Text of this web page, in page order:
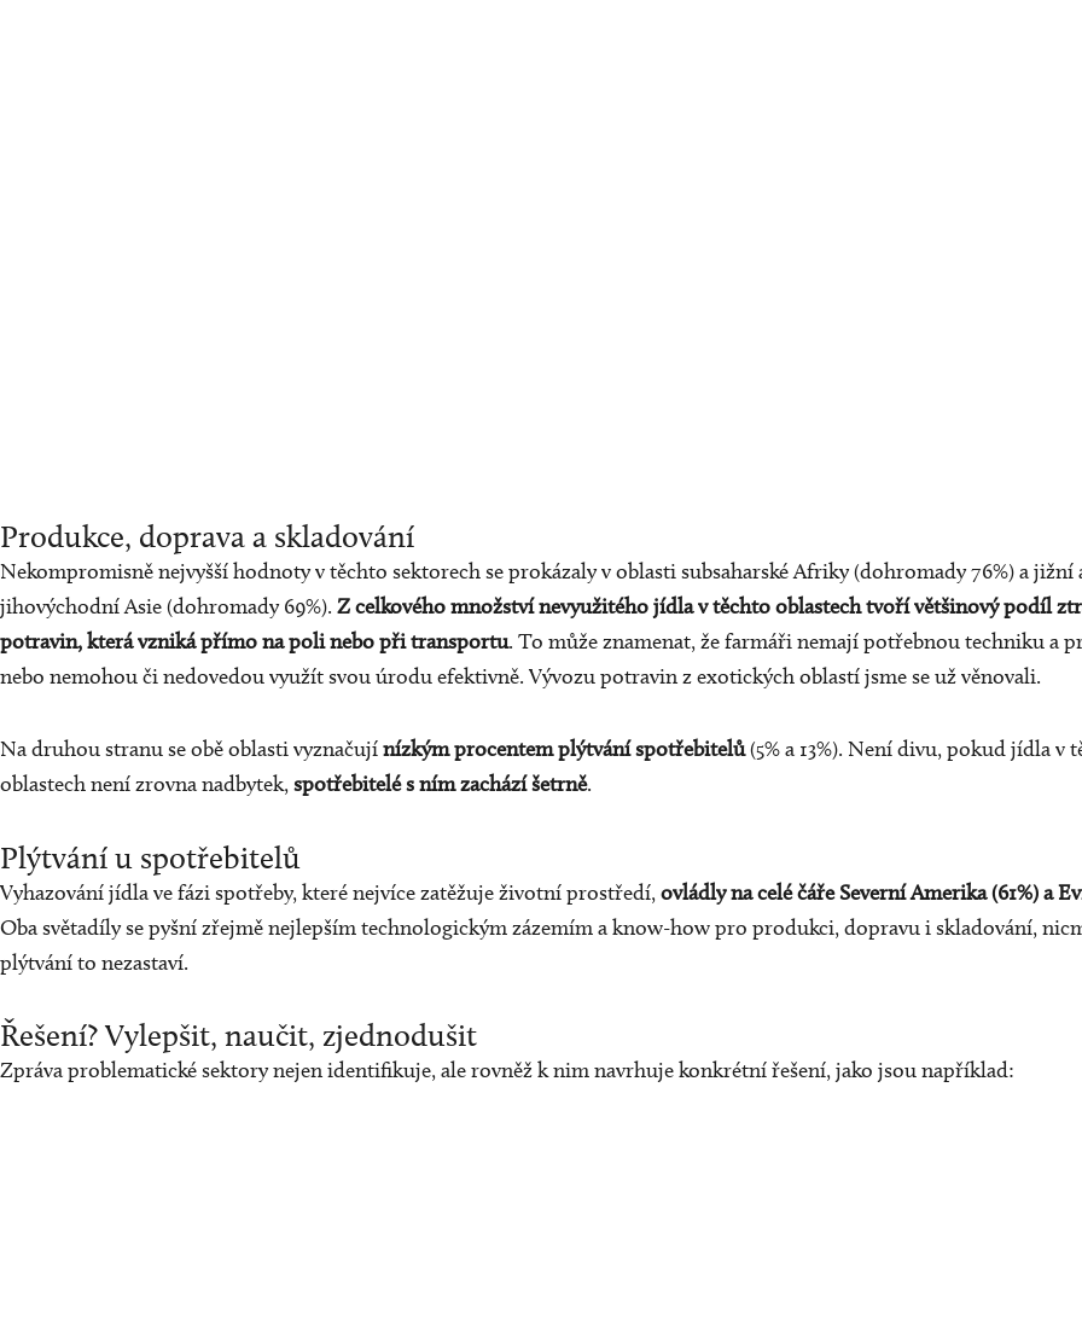
Produkce, doprava a skladování
Nekompromisně nejvyšší hodnoty v těchto sektorech se prokázaly v oblasti subsaharské Afriky (dohromady 76%) a jižní
jihovýchodní Asie (dohromady 69%). Zcelkového množství nevyužitého jídla v těchto oblastech tvoří většinový podíl
potravin, která vzniká přímo na poli nebo při transportu. To může znamenat, že farmáři nemají potřebnou techniku a
nebo nemohou či nedovedou využít svou úrodu efektivně. Vývozu potravin z exotických oblastí jsme se užvěnovali.
Na druhou stranu se obě oblasti vyznačujínízkým procentem plýtvání spotřebitelů(5% a 13%). Není divu, pokud jídla v
oblastech není zrovna nadbytek, spotřebitelé s ním zachází šetrně.
Plýtvání u spotřebitelů
Vyhazování jídla ve fázi spotřeby, které nejvíce zatěžuje životní prostředí, ovládly na celé čáře Severní Amerika (61%) a
Oba světadíly se pyšní zřejmě nejlepším technologickým zázemím a know-how pro produkci, dopravu i skladování,
plýtvání to nezastaví.
Řešení? Vylepšit, naučit, zjednodušit
Zpráva problematické sektory nejen identifikuje, ale rovněž k nim navrhuje konkrétní řešení, jako jsou například: